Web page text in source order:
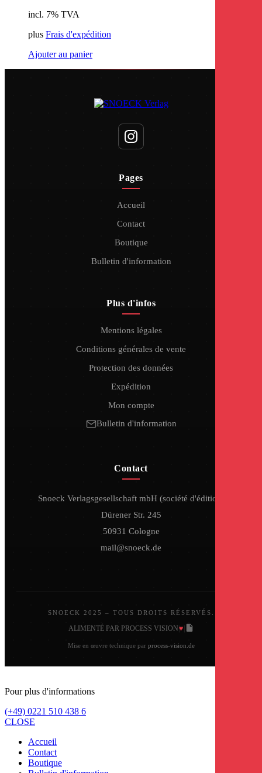
incl. 7% TVA
plus Frais d'expédition
Ajouter au panier
Pages
Accueil
Contact
Boutique
Bulletin d'information
Plus d'infos
Mentions légales
Conditions générales de vente
Protection des données
Expédition
Mon compte
Bulletin d'information
Contact
Snoeck Verlagsgesellschaft mbH (société d'édition)
Dürener Str. 245
50931 Cologne
mail@snoeck.de
SNOECK 2025 – TOUS DROITS RÉSERVÉS.
ALIMENTÉ PAR PROCESS VISION|♥
Mise en œuvre technique par process-vision.de
Pour plus d'informations
(+49) 0221 510 438 6
CLOSE
Accueil
Contact
Boutique